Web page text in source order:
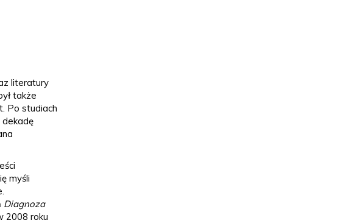
literatury
także
Po studiach
dekadę
myśli
Diagnoza
2008 roku